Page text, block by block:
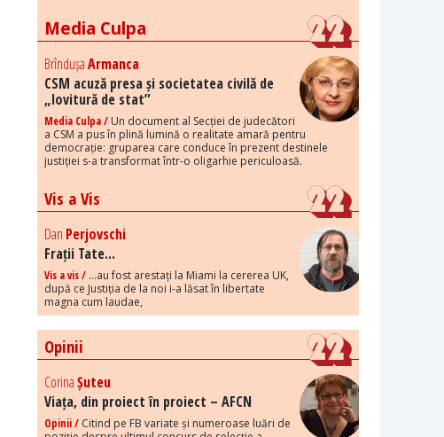
Media Culpa
BrîndușaArmanca
CSM acuză presa și societatea civilă de
„lovitură de stat”
Media Culpa / Un document al Secției de judecători
a CSM a pus în plină lumină o realitate amară pentru
democrație: gruparea care conduce în prezent destinele
justiției s-a transformat într-o oligarhie periculoasă.
Vis a Vis
Dan Perjovschi
Frații Tate...
Vis a vis / ...au fost arestați la Miami la cererea UK,
după ce Justiția de la noi i-a lăsat în libertate
magna cum laudae,
Opinii
CorinaȘuteu
Viața, din proiect în proiect – AFCN
Opinii / Citind pe FB variate și numeroase luări de